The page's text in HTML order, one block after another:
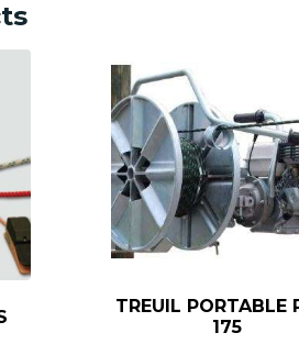
TREUIL PORTABLE
175